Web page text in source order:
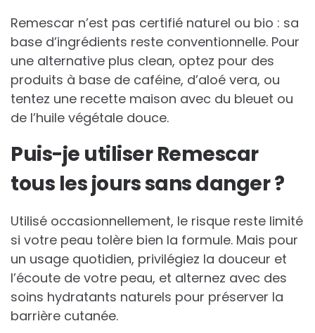
Remescar n’est pas certifié naturel ou bio : sa
base d’ingrédients reste conventionnelle. Pour
une alternative plus clean, optez pour des
produits à base de caféine, d’aloé vera, ou
tentez une recette maison avec du bleuet ou
de l’huile végétale douce.
Puis-je utiliser Remescar
tous les jours sans danger ?
Utilisé occasionnellement, le risque reste limité
si votre peau tolère bien la formule. Mais pour
un usage quotidien, privilégiez la douceur et
l’écoute de votre peau, et alternez avec des
soins hydratants naturels pour préserver la
barrière cutanée.